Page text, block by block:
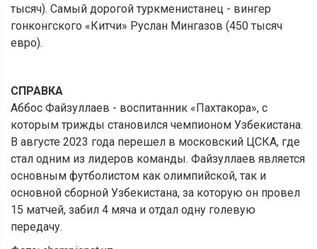
тысяч). Самый дорогой туркменистанец - вингер
гонконгского «Китчи» Руслан Мингазов (450 тысяч
евро).
СПРАВКА
Аббос Файзуллаев - воспитанник «Пахтакора», с
которым трижды становился чемпионом Узбекистана.
В августе 2023 года перешел в московский ЦСКА, где
стал одним из лидеров команды. Файзуллаев является
основным футболистом как олимпийской, так и
основной сборной Узбекистана, за которую он провел
15 матчей, забил 4 мяча и отдал одну голевую
передачу.